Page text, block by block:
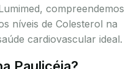
compreendemos
níveis de Colesterol na
cardiovascular ideal.
Paulicéia?